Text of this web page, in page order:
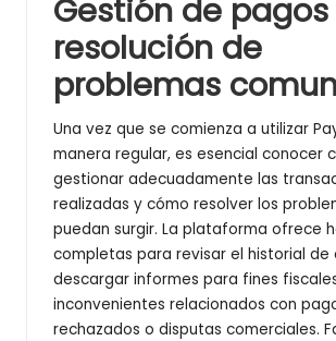
Gestión de pagos
resolución de
problemas
Una vez que se comienza a utilizar
manera regular, es esencial conocer
gestionar adecuadamente las
realizadas y cómo resolver los
puedan surgir. La plataforma ofrece
completas para revisar el historial de
descargar informes para fines
inconvenientes relacionados con
rechazados o disputas comerciales.